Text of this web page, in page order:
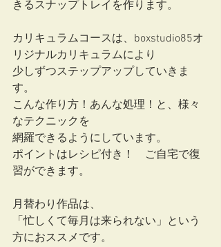
きるスナップトレイを作ります。
カリキュラムコースは、boxstudio85オ
リジナルカリキュラムにより
少しずつステップアップしていきま
す。
こんな作り方！あんな処理！と、様々
なテクニックを
網羅できるようにしています。
ポイントはレシピ付き！　ご自宅で復
習ができます。
月替わり作品は、
「忙しくて毎月は来られない」という
方におススメです。